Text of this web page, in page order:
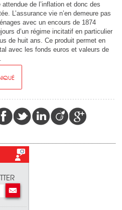
de l’inflation et donc des
L’assurance vie n’en demeure pas
avec un encours de 1874
d’un régime incitatif en particulier
de huit ans. Ce produit permet en
avec les fonds euros et valeurs de